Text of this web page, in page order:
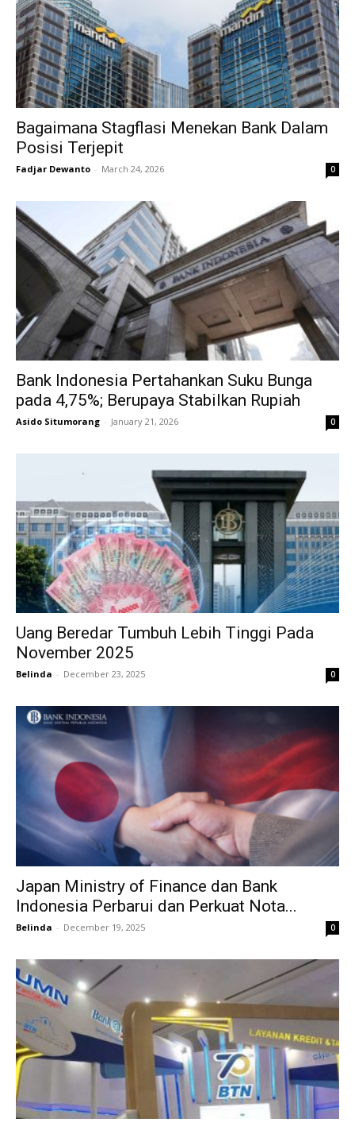
Bagaimana Stagflasi Menekan Bank Dalam
Posisi Terjepit
Fadjar Dewanto - March 24, 2026 0
Bank Indonesia Pertahankan Suku Bunga
pada 4,75%; Berupaya Stabilkan Rupiah
Asido Situmorang - January 21, 2026 0
Uang Beredar Tumbuh Lebih Tinggi Pada
November 2025
Belinda - December 23, 2025 0
Japan Ministry of Finance dan Bank
Indonesia Perbarui dan Perkuat Nota...
Belinda - December 19, 2025 0